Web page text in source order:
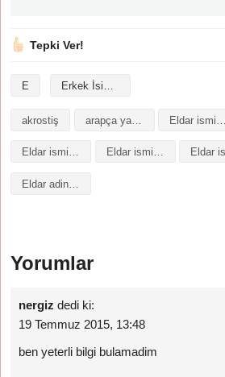
Tepki Ver!
E Erkek İsimleri
akrostiş arapça yazılışı
Eldar isminin baş harfleriyle şiir Eldar isminin kökeni
Yorumlar
nergiz dedi ki:
19 Temmuz 2015, 13:48
ben yeterli bilgi bulamadim